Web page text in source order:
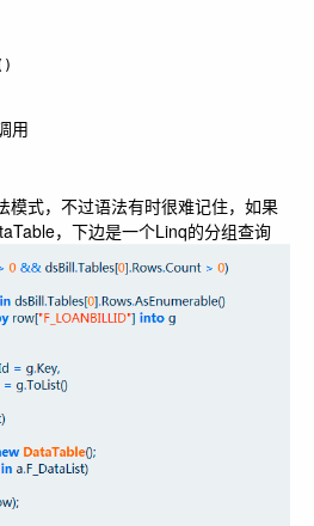
用
模式，不过语法有时很难记住，如果
，下边是一个Linq的分组查询